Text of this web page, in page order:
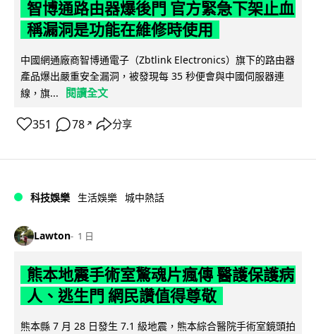
智博通路由器爆後門 官方緊急下架止血
稱漏洞是功能在維修時使用
中國網通廠商智博通電子（Zbtlink Electronics）旗下的路由器
產品爆出嚴重安全漏洞，被發現每 35 秒便會與中國伺服器連
線，旗...
閱讀全文
351 78 ↗ 分享
科技娛樂 生活娛樂 城中熱話
Lawton 1 日
熊本地震手術室驚魂片瘋傳 醫護保護病
人、逃生門 網民讚值得尊敬
熊本縣 7 月 28 日發生 7.1 級地震，熊本綜合醫院手術室鏡頭拍